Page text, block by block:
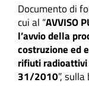
Documento di
cui al “AVVISO
l’avvio della
costruzione ed
rifiuti radioattivi
31/2010”,